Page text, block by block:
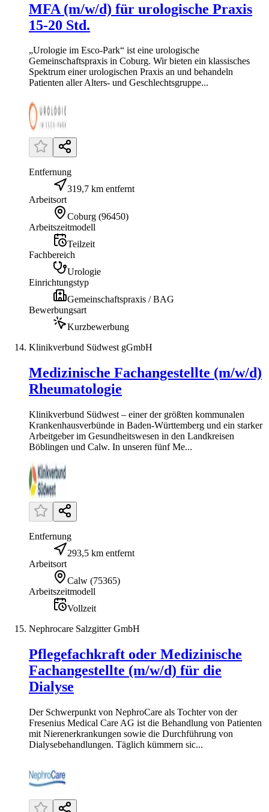
MFA (m/w/d) für urologische Praxis
15-20 Std.
„Urologie im Esco-Park“ ist eine urologische
Gemeinschaftspraxis in Coburg. Wir bieten ein klassisches
Spektrum einer urologischen Praxis an und behandeln
Patienten aller Alters- und Geschlechtsgruppe...
Entfernung
319,7 km entfernt
Arbeitsort
Coburg (96450)
Arbeitszeitmodell
Teilzeit
Fachbereich
Urologie
Einrichtungstyp
Gemeinschaftspraxis / BAG
Bewerbungsart
Kurzbewerbung
Klinikverbund Südwest gGmbH
Medizinische Fachangestellte (m/w/d)
Rheumatologie
Klinikverbund Südwest – einer der größten kommunalen
Krankenhausverbünde in Baden-Württemberg und ein starker
Arbeitgeber im Gesundheitswesen in den Landkreisen
Böblingen und Calw. In unseren fünf Me...
Entfernung
293,5 km entfernt
Arbeitsort
Calw (75365)
Arbeitszeitmodell
Vollzeit
Nephrocare Salzgitter GmbH
Pflegefachkraft oder Medizinische
Fachangestellte (m/w/d) für die
Dialyse
Der Schwerpunkt von NephroCare als Tochter von der
Fresenius Medical Care AG ist die Behandlung von Patienten
mit Nierenerkrankungen sowie die Durchführung von
Dialysebehandlungen. Täglich kümmern sic...